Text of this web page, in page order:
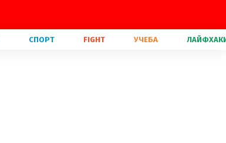
СПОРТ FIGHT УЧЕБА